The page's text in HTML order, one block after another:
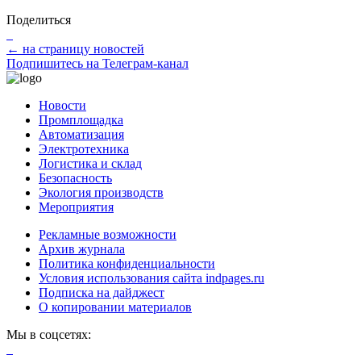
Поделиться
← на страницу новостей
Подпишитесь на Телеграм-канал
Новости
Промплощадка
Автоматизация
Электротехника
Логистика и склад
Безопасность
Экология производств
Мероприятия
Рекламные возможности
Архив журнала
Политика конфиденциальности
Условия использования сайта indpages.ru
Подписка на дайджест
О копировании материалов
Мы в соцсетях: